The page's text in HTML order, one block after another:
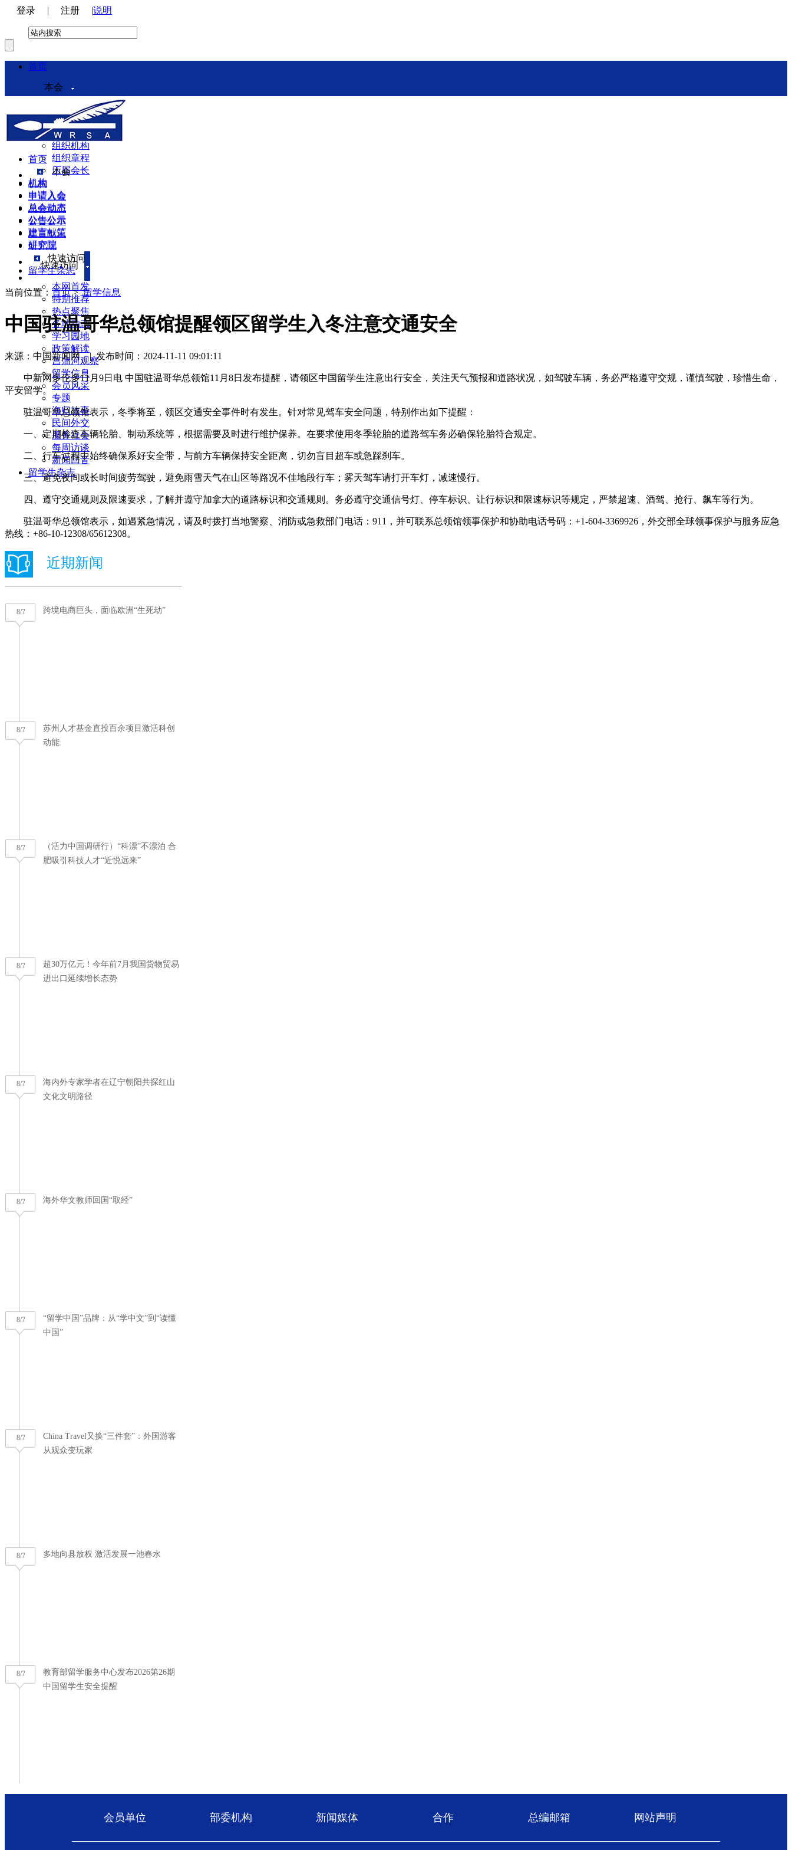
登录 | 注册 |说明
首页
本会
本会介绍
领导机构
理事会
组织机构
组织章程
历届会长
机构
申请入会
总会动态
公告公示
建言献策
研究院
快速访问
本网首发
特别推荐
热点聚焦
各地动态
学习园地
政策解读
菖蒲河观察
留学信息
会员风采
专题
海归故事
民间外交
服务社会
每周访谈
新闻回音
留学生杂志
首页
本会
机构
申请入会
总会动态
公告公示
建言献策
研究院
快速访问
留学生杂志
当前位置： 首页>留学信息
中国驻温哥华总领馆提醒领区留学生入冬注意交通安全
来源：中国新闻网 |发布时间：2024-11-11 09:01:11
中新网多伦多11月9日电 中国驻温哥华总领馆11月8日发布提醒，请领区中国留学生注意出行安全，关注天气预报和道路状况，如驾驶车辆，务必严格遵守交规，谨慎驾驶，珍惜生命，
平安留学。
驻温哥华总领馆表示，冬季将至，领区交通安全事件时有发生。针对常见驾车安全问题，特别作出如下提醒：
一、定期检查车辆轮胎、制动系统等，根据需要及时进行维护保养。在要求使用冬季轮胎的道路驾车务必确保轮胎符合规定。
二、行车过程中始终确保系好安全带，与前方车辆保持安全距离，切勿盲目超车或急踩刹车。
三、避免夜间或长时间疲劳驾驶，避免雨雪天气在山区等路况不佳地段行车；雾天驾车请打开车灯，减速慢行。
四、遵守交通规则及限速要求，了解并遵守加拿大的道路标识和交通规则。务必遵守交通信号灯、停车标识、让行标识和限速标识等规定，严禁超速、酒驾、抢行、飙车等行为。
驻温哥华总领馆表示，如遇紧急情况，请及时拨打当地警察、消防或急救部门电话：911，并可联系总领馆领事保护和协助电话号码：+1-604-3369926，外交部全球领事保护与服务应急
热线：+86-10-12308/65612308。